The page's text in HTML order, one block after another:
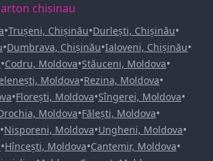
chisinau
•Trușeni, Chișinău•Durlești, Chișinău•
•Dumbrava, Chișinău•Ialoveni, Chișinău•
•Codru, Moldova•Stăuceni, Moldova•
Moldova•Rezina, Moldova•
•Florești, Moldova•Sîngerei, Moldova•
Moldova•Fălești, Moldova•
•Nisporeni, Moldova•Ungheni, Moldova•
•Hîncești, Moldova•Cantemir, Moldova•